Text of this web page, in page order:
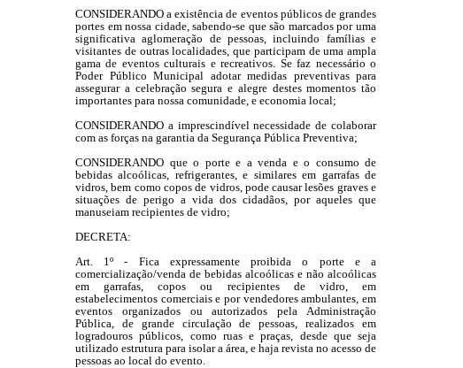
CONSIDERANDO a existência de eventos públicos de grandes
portes em nossa cidade, sabendo-se que são marcados por uma
significativa aglomeração de pessoas, incluindo famílias e
visitantes de outras localidades, que participam de uma ampla
gama de eventos culturais e recreativos. Se faz necessário o
Poder Público Municipal adotar medidas preventivas para
assegurar a celebração segura e alegre destes momentos tão
importantes para nossa comunidade, e economia local;
CONSIDERANDO a imprescindível necessidade de colaborar
com as forças na garantia da Segurança Pública Preventiva;
CONSIDERANDO que o porte e a venda e o consumo de
bebidas alcoólicas, refrigerantes, e similares em garrafas de
vidros, bem como copos de vidros, pode causar lesões graves e
situações de perigo a vida dos cidadãos, por aqueles que
manuseiam recipientes de vidro;
DECRETA:
Art. 1º - Fica expressamente proibida o porte e a
comercialização/venda de bebidas alcoólicas e não alcoólicas
em garrafas, copos ou recipientes de vidro, em
estabelecimentos comerciais e por vendedores ambulantes, em
eventos organizados ou autorizados pela Administração
Pública, de grande circulação de pessoas, realizados em
logradouros públicos, como ruas e praças, desde que seja
utilizado estrutura para isolar a área, e haja revista no acesso de
pessoas ao local do evento.